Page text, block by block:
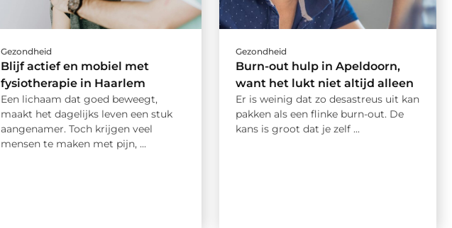
Gezondheid
Blijf actief en mobiel met
fysiotherapie in Haarlem
Een lichaam dat goed beweegt,
maakt het dagelijks leven een stuk
aangenamer. Toch krijgen veel
mensen te maken met pijn, ...
Gezondheid
Burn-out hulp in Apeldoorn,
want het lukt niet altijd alleen
Er is weinig dat zo desastreus uit kan
pakken als een flinke burn-out. De
kans is groot dat je zelf ...